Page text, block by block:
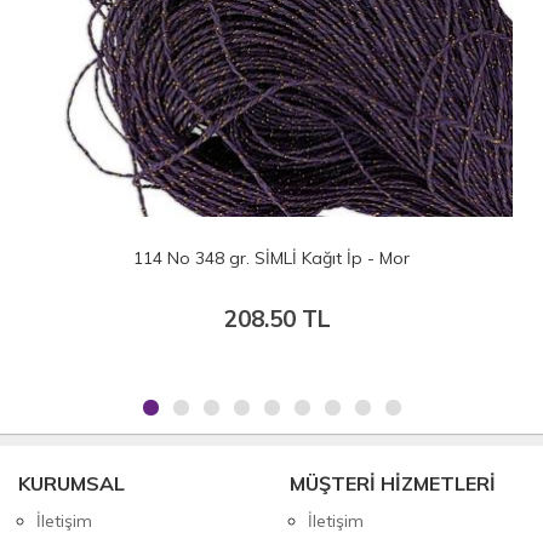
114 No 348 gr. SİMLİ Kağıt İp - Mor
208.50 TL
KURUMSAL
İletişim
MÜŞTERİ HİZMETLERİ
İletişim